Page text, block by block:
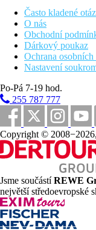
Dětský bazén
Lehátka u bazénu
Slunečníky u
Fotogalerie
Často kladené
O nás
Obchodní
Dárkový poukaz
Ochrana osobních
Nastavení
Po-Pá 7-19 hod.
255 787 777
Copyright ©
Jsme součástíREWE
největší středoevropské